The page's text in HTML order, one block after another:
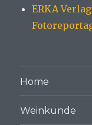
ERKA
Home
Weinkunde